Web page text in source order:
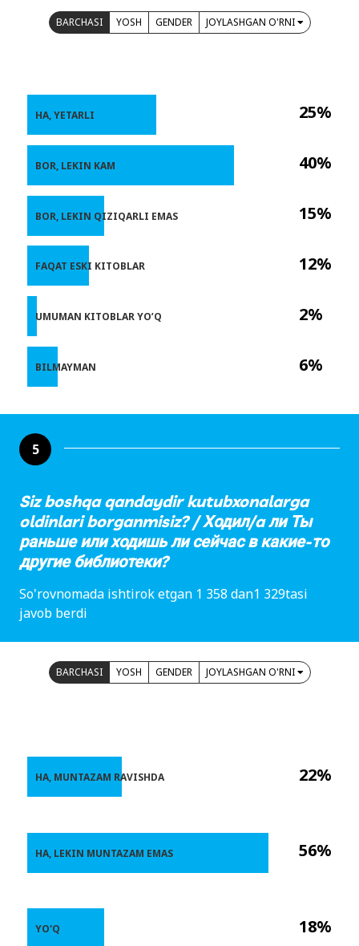
BARCHASI YOSH GENDER JOYLASHGAN O'RNI
25%
40%
15%
12%
2%
6%
HA, YETARLI
BOR, LEKIN KAM
BOR, LEKIN QIZIQARLI EMAS
FAQAT ESKI KITOBLAR
UMUMAN KITOBLAR YO’Q
BILMAYMAN
5
Siz boshqa qandaydir kutubxonalarga
oldinlari borganmisiz? / Ходил/a ли Ты
раньше или ходишь ли сейчас в какие-то
другие библиотеки?
So'rovnomada ishtirok etgan 1 358 dan1 329tasi
javob berdi
BARCHASI YOSH GENDER JOYLASHGAN O'RNI
22%
56%
18%
HA, MUNTAZAM RAVISHDA
HA, LEKIN MUNTAZAM EMAS
YO'Q